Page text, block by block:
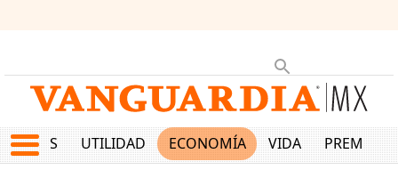
UTILIDAD ECONOMÍA VIDA PREMIUM